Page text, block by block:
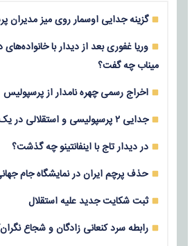
گزینه جدایی اوسمار روی میز مدیران
وریا غفوری بعد از دیدار با
میناب چه گفت؟
اخراج رسمی چهره نامدار از پرسپولیس
جدایی ۲ پرسپولیسی و استقلالی در یک روز
در دیدار تاج با اینفانتینو چه گذشت؟
حذف پرچم ایران در نمایشگاه جام
ثبت شکایت جدید علیه استقلال
رابطه سرد کنعانی زادگان و شجاع